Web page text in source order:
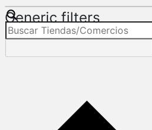
Generic filters